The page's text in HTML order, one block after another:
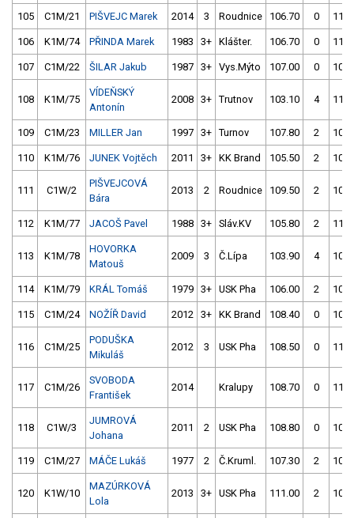
105 C1M/21 PIŠVEJC Marek 2014 3 Roudnice 106.70 0
106 K1M/74 PŘINDA Marek 1983 3+ Klášter. 106.70 0
107 C1M/22 ŠILAR Jakub 1987 3+ Vys.Mýto 107.00 0
108 K1M/75
VÍDEŇSKÝ
Antonín
2008 3+ Trutnov 103.10 4
109 C1M/23 MILLER Jan 1997 3+ Turnov 107.80 2
110 K1M/76 JUNEK Vojtěch 2011 3+ KK Brand 105.50 2
111 C1W/2
PIŠVEJCOVÁ
Bára
2013 2 Roudnice 109.50 2
112 K1M/77 JACOŠ Pavel 1988 3+ Sláv.KV 105.80 2
113 K1M/78
HOVORKA
Matouš
2009 3 Č.Lípa 103.90 4
114 K1M/79 KRÁL Tomáš 1979 3+ USK Pha 106.00 2
115 C1M/24 NOŽÍŘ David 2012 3+ KK Brand 108.40 0
116 C1M/25
PODUŠKA
Mikuláš
2012 3 USK Pha 108.50 0
117 C1M/26
SVOBODA
František
2014 Kralupy 108.70 0
118 C1W/3
JUMROVÁ
Johana
2011 2 USK Pha 108.80 0
119 C1M/27 MÁČE Lukáš 1977 2 Č.Kruml. 107.30 2
120 K1W/10
MAZÚRKOVÁ
Lola
2013 3+ USK Pha 111.00 2